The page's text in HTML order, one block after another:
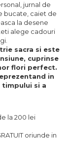
jurnal de
bucate, caiet de
la desene
alege cadouri
sacra si este
cuprinse
flori perfect.
in
si a
la 200 lei
oriunde in